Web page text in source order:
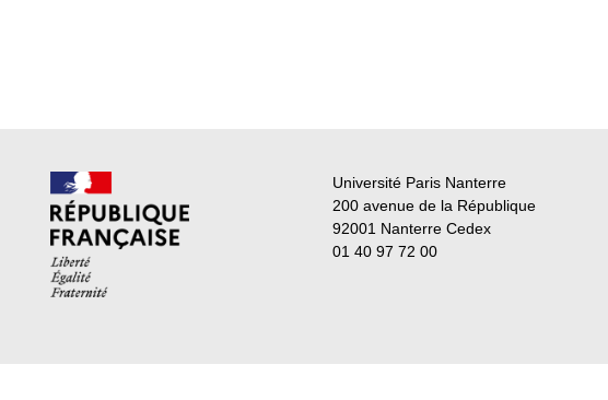
Université Paris Nanterre
200 avenue de la République
92001 Nanterre Cedex
01 40 97 72 00